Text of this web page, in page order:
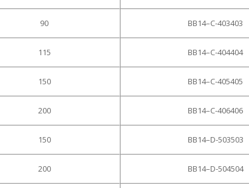
90 BB14–C-403403
115 BB14–C-404404
150 BB14–C-405405
200 BB14–C-406406
150 BB14–D-503503
200 BB14–D-504504